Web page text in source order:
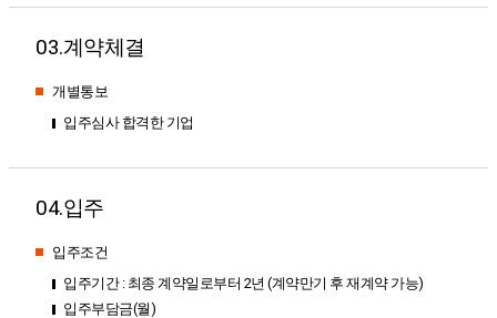
03.계약체결
개별통보
입주심사 합격한 기업
04.입주
입주조건
입주기간 : 최종 계약일로부터 2년 (계약만기 후 재계약 가능)
입주부담금(월)